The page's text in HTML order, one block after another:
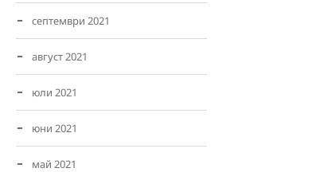
септември 2021
август 2021
юли 2021
юни 2021
май 2021